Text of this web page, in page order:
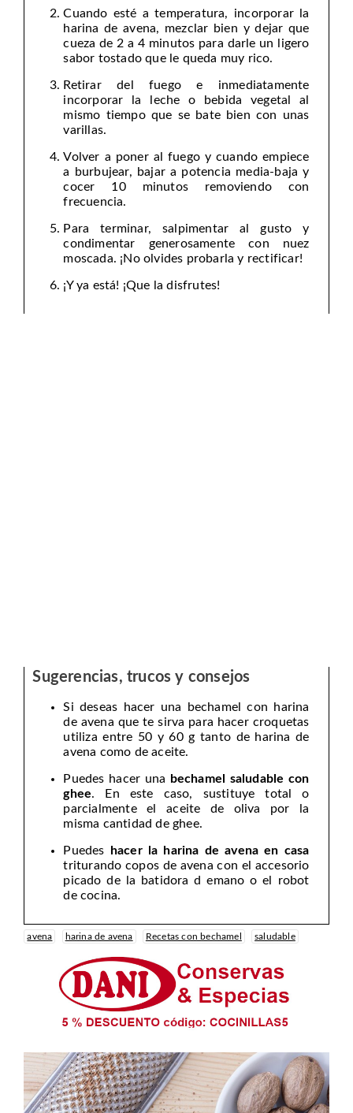
Cuando esté a temperatura, incorporar la
harina de avena, mezclar bien y dejar que
cueza de 2 a 4 minutos para darle un ligero
sabor tostado que le queda muy rico.
Retirar del fuego e inmediatamente
incorporar la leche o bebida vegetal al
mismo tiempo que se bate bien con unas
varillas.
Volver a poner al fuego y cuando empiece
a burbujear, bajar a potencia media-baja y
cocer 10 minutos removiendo con
frecuencia.
Para terminar, salpimentar al gusto y
condimentar generosamente con nuez
moscada. ¡No olvides probarla y rectificar!
¡Y ya está! ¡Que la disfrutes!
Sugerencias, trucos y consejos
Si deseas hacer una bechamel con harina
de avena que te sirva para hacer croquetas
utiliza entre 50 y 60 g tanto de harina de
avena como de aceite.
Puedes hacer una
bechamel saludable con
ghee. En este caso, sustituye total o
parcialmente el aceite de oliva por la
misma cantidad de ghee.
Puedes
hacer la harina de avena en casa
triturando copos de avena con el accesorio
picado de la batidora d emano o el robot
de cocina.
avena harina de avena Recetas con bechamel saludable